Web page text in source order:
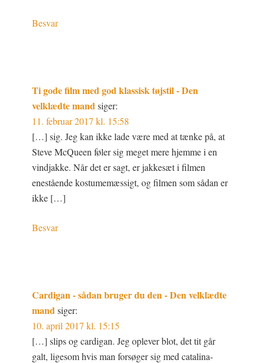
Besvar
Ti gode film med god klassisk tøjstil - Den
velklædte mand siger:
11. februar 2017 kl. 15:58
[…] sig. Jeg kan ikke lade være med at tænke på, at
Steve McQueen føler sig meget mere hjemme i en
vindjakke. Når det er sagt, er jakkesæt i filmen
enestående kostumemæssigt, og filmen som sådan er
ikke […]
Besvar
Cardigan - sådan bruger du den - Den velklædte
mand siger:
10. april 2017 kl. 15:15
[…] slips og cardigan. Jeg oplever blot, det tit går
galt, ligesom hvis man forsøger sig med catalina-